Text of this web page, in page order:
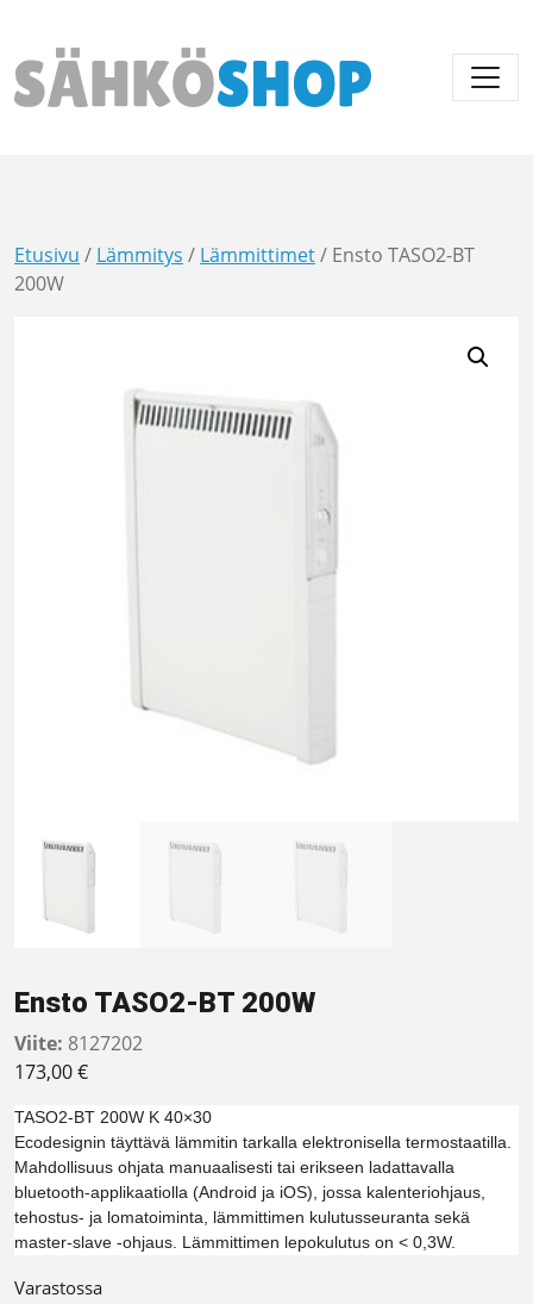
Päävalikko
Etusivu / Lämmitys / Lämmittimet/ Ensto TASO2-BT
200W
Ensto TASO2-BT 200W
Viite: 8127202
173,00€
TASO2-BT 200W K 40×30
Ecodesignin täyttävä lämmitin tarkalla elektronisella termostaatilla.
Mahdollisuus ohjata manuaalisesti tai erikseen ladattavalla
bluetooth-applikaatiolla (Android ja iOS), jossa kalenteriohjaus,
tehostus- ja lomatoiminta, lämmittimen kulutusseuranta sekä
master-slave -ohjaus. Lämmittimen lepokulutus on < 0,3W.
Varastossa